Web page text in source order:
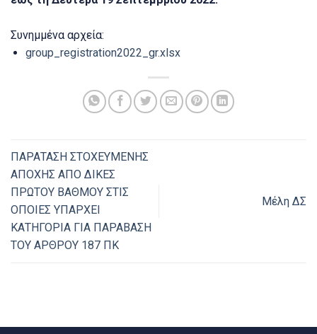
Συνημμένα αρχεία:
group_registration2022_gr.xlsx
ΠΑΡΑΤΑΣΗ ΣΤΟΧΕΥΜΕΝΗΣ
ΑΠΟΧΗΣ ΑΠΟ ΔΙΚΕΣ
ΠΡΩΤΟΥ ΒΑΘΜΟΥ ΣΤΙΣ
ΟΠΟΙΕΣ ΥΠΑΡΧΕΙ
ΚΑΤΗΓΟΡΙΑ ΓΙΑ ΠΑΡΑΒΑΣΗ
ΤΟΥ ΑΡΘΡΟΥ 187 ΠΚ
Μέλη ΔΣ